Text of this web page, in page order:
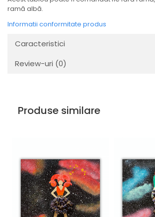
ramă albă.
Informatii conformitate produs
Caracteristici
Review-uri (0)
Produse similare